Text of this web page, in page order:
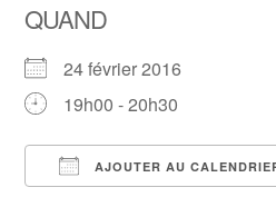
QUAND
24 février 2016
19h00 - 20h30
AJOUTER AU